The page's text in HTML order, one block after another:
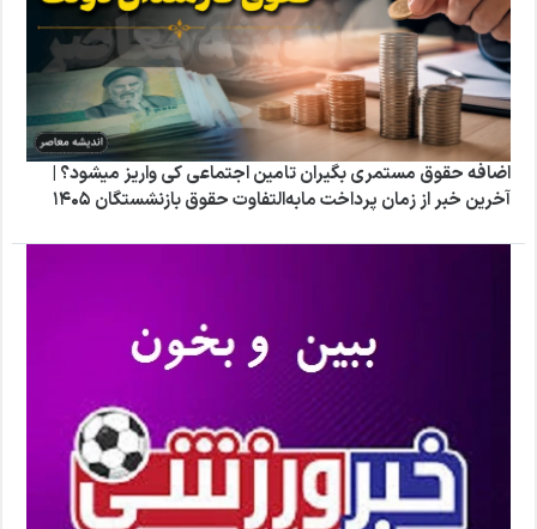
اضافه حقوق مستمری بگیران تامین اجتماعی کی واریز میشود؟ |
آخرین خبر از زمان پرداخت مابه‌التفاوت حقوق بازنشستگان ۱۴۰۵